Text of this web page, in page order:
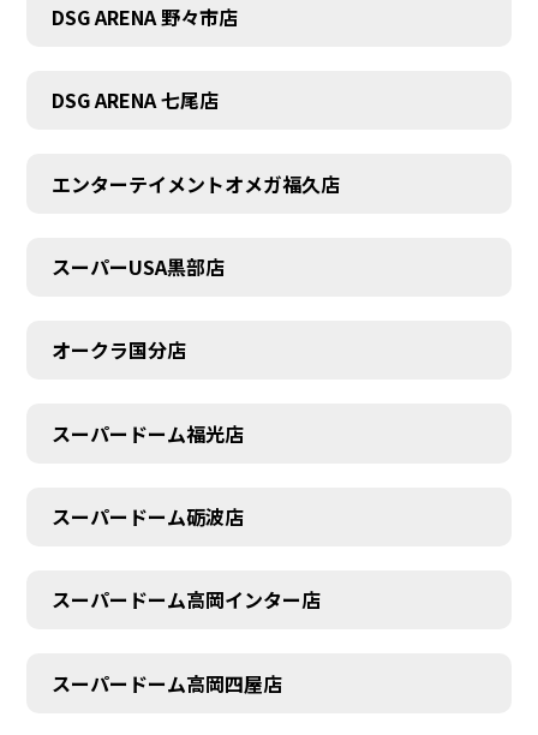
DSG ARENA 野々市店
DSG ARENA 七尾店
エンターテイメントオメガ福久店
スーパーUSA黒部店
オークラ国分店
スーパードーム福光店
スーパードーム砺波店
スーパードーム高岡インター店
スーパードーム高岡四屋店